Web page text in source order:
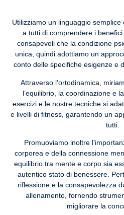
Utilizziamo un linguaggio
a tutti di comprendere i
consapevoli che la condizione
unica, quindi adottiamo un
conto delle specifiche esigenze e
Attraverso l’ortodinamica,
l’equilibrio, la coordinazione e
esercizi e le nostre tecniche si
e livelli di fitness, garantendo un
tutti.
Promuoviamo inoltre
corporea e della connessione
equilibrio tra mente e corpo sia
autentico stato di benessere.
riflessione e la consapevolezza
allenamento, fornendo
migliorare la